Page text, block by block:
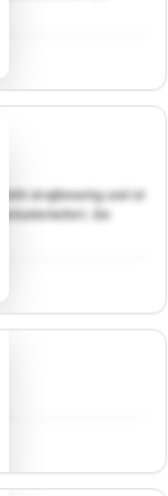
straßenseitig und ist
teilunterkellert. Die